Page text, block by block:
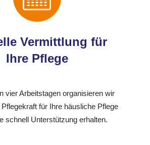
Vermittlung für
Ihre Pflege
vier Arbeitstagen organisieren wir
für Ihre häusliche Pflege
schnell Unterstützung erhalten.